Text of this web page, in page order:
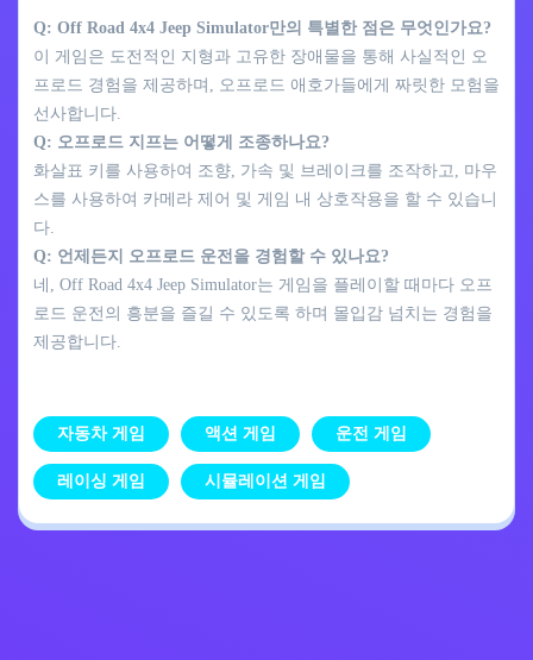
Q: Off Road 4x4 Jeep Simulator만의 특별한 점은 무엇인가요?
이 게임은 도전적인 지형과 고유한 장애물을 통해 사실적인 오
프로드 경험을 제공하며, 오프로드 애호가들에게 짜릿한 모험을
선사합니다.
Q: 오프로드 지프는 어떻게 조종하나요?
화살표 키를 사용하여 조향, 가속 및 브레이크를 조작하고, 마우
스를 사용하여 카메라 제어 및 게임 내 상호작용을 할 수 있습니
다.
Q: 언제든지 오프로드 운전을 경험할 수 있나요?
네, Off Road 4x4 Jeep Simulator는 게임을 플레이할 때마다 오프
로드 운전의 흥분을 즐길 수 있도록 하며 몰입감 넘치는 경험을
제공합니다.
자동차 게임 액션 게임 운전 게임
레이싱 게임 시뮬레이션 게임